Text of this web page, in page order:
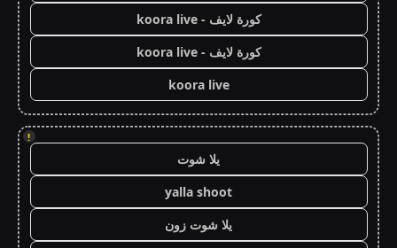
كورة لايف - koora live
كورة لايف - koora live
koora live
!
يلا شوت
yalla shoot
يلا شوت زون